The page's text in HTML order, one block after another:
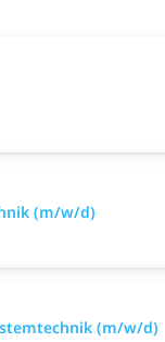
(m/w/d)
(m/w/d)